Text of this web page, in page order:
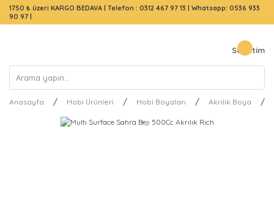
1750 ₺ üzeri KARGO BEDAVA | Telefon : 0312 467 97 13 | Whatsapp: 0536 933
90 97 |
Sepetim
Anasayfa Hobi Ürünleri Hobi Boyaları Akrilik Boya